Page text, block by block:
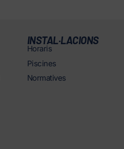
INSTAL·LACIONS
Horaris
Piscines
Normatives